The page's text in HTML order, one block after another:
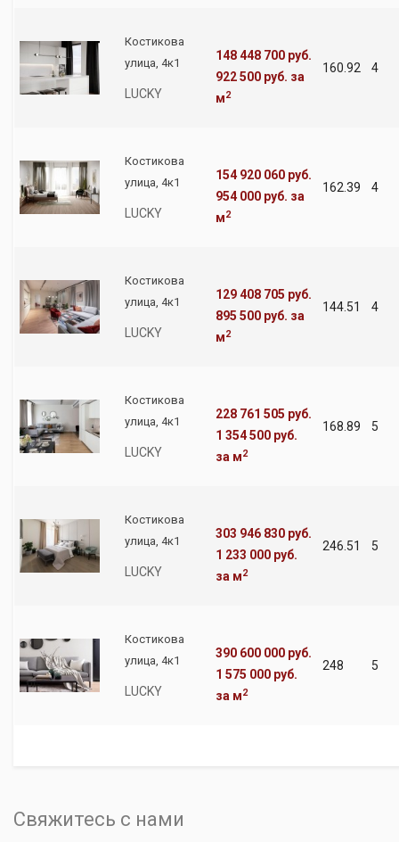
Костикова
улица, 4к1
LUCKY
148 448 700 руб.
922 500 руб. за
м2
160.92 4
Костикова
улица, 4к1
LUCKY
154 920 060 руб.
954 000 руб. за
м2
162.39 4
Костикова
улица, 4к1
LUCKY
129 408 705 руб.
895 500 руб. за
м2
144.51 4
Костикова
улица, 4к1
LUCKY
228 761 505 руб.
1 354 500 руб.
за м2
168.89 5
Костикова
улица, 4к1
LUCKY
303 946 830 руб.
1 233 000 руб.
за м2
246.51 5
Костикова
улица, 4к1
LUCKY
390 600 000 руб.
1 575 000 руб.
за м2
248 5
Свяжитесь с нами